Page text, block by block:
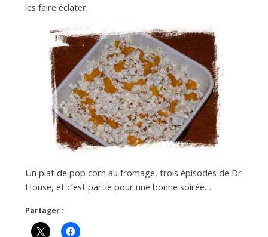
les faire éclater.
Un plat de pop corn au fromage, trois épisodes de Dr
House, et c’est partie pour une bonne soirée…
Partager :